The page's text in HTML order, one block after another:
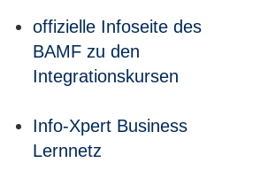
offizielle Infoseite des
BAMF zu den
Integrationskursen
Info-Xpert Business
Lernnetz